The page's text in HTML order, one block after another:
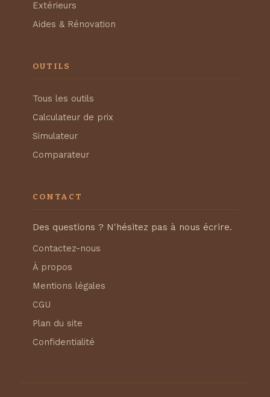
Extérieurs
Aides & Rénovation
OUTILS
Tous les outils
Calculateur de prix
Simulateur
Comparateur
CONTACT
Des questions ? N'hésitez pas à nous écrire.
Contactez-nous
À propos
Mentions légales
CGU
Plan du site
Confidentialité